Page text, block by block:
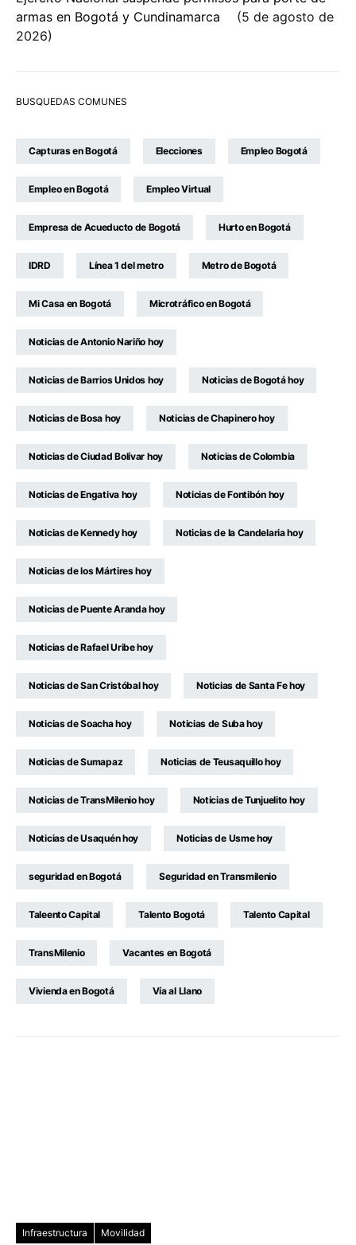
armas en Bogotá y Cundinamarca
5 de agosto de
2026
BUSQUEDAS COMUNES
Capturas en Bogotá Elecciones Empleo Bogotá
Empleo en Bogotá Empleo Virtual
Empresa de Acueducto de Bogotá Hurto en Bogotá
IDRD Línea 1 del metro Metro de Bogotá
Mi Casa en Bogotá Microtráfico en Bogotá
Noticias de Antonio Nariño hoy
Noticias de Barrios Unidos hoy Noticias de Bogotá hoy
Noticias de Bosa hoy Noticias de Chapinero hoy
Noticias de Ciudad Bolívar hoy Noticias de Colombia
Noticias de Engativa hoy Noticias de Fontibón hoy
Noticias de Kennedy hoy Noticias de la Candelaria hoy
Noticias de los Mártires hoy
Noticias de Puente Aranda hoy
Noticias de Rafael Uribe hoy
Noticias de San Cristóbal hoy Noticias de Santa Fe hoy
Noticias de Soacha hoy Noticias de Suba hoy
Noticias de Sumapaz Noticias de Teusaquillo hoy
Noticias de TransMilenio hoy Noticias de Tunjuelito hoy
Noticias de Usaquén hoy Noticias de Usme hoy
seguridad en Bogotá Seguridad en Transmilenio
Taleento Capital Talento Bogotá Talento Capital
TransMilenio Vacantes en Bogotá
Vivienda en Bogotá Vía al Llano
Infraestructura Movilidad